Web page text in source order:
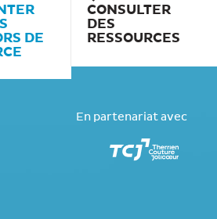
DE
CONSULTER
DES
RESSOURCES
En partenariat avec